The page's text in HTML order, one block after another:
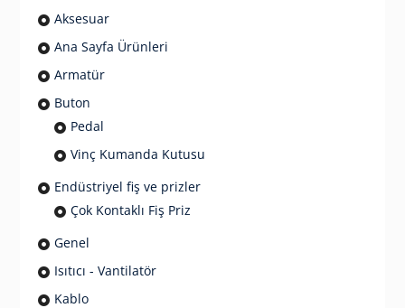
Aksesuar
Ana Sayfa Ürünleri
Armatür
Buton
Pedal
Vinç Kumanda Kutusu
Endüstriyel fiş ve prizler
Çok Kontaklı Fiş Priz
Genel
Isıtıcı - Vantilatör
Kablo